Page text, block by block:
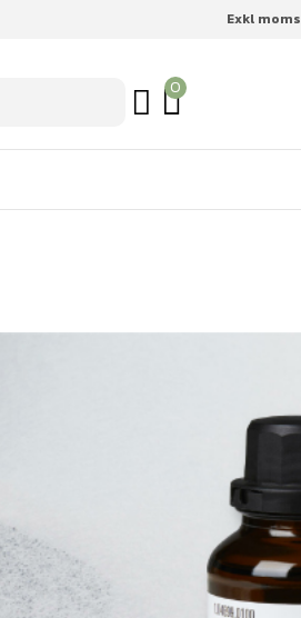
Exkl moms
0